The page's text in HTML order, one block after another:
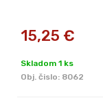
15,25 €
Skladom 1 ks
Obj. čislo: 8062